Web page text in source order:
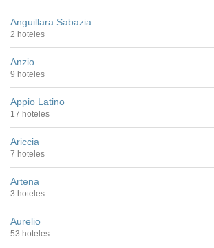
Anguillara Sabazia
2 hoteles
Anzio
9 hoteles
Appio Latino
17 hoteles
Ariccia
7 hoteles
Artena
3 hoteles
Aurelio
53 hoteles